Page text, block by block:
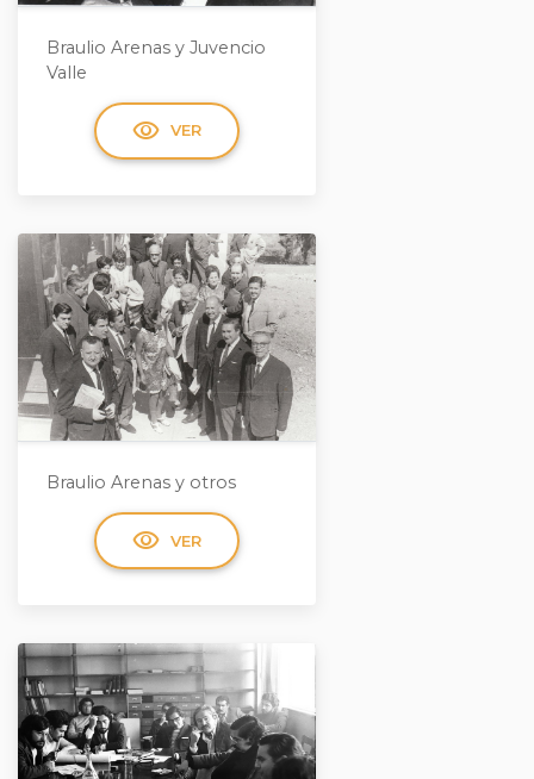
Braulio Arenas y Juvencio
Valle
visibility VER
Braulio Arenas y otros
visibility VER